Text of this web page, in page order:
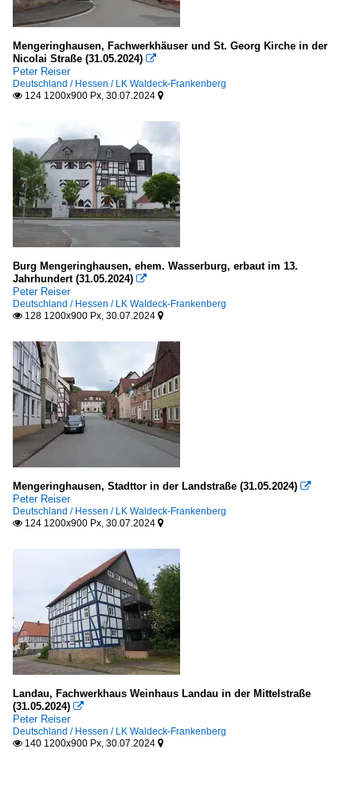
Mengeringhausen, Fachwerkhäuser und St. Georg Kirche in der
Nicolai Straße (31.05.2024) 
Peter Reiser
Deutschland / Hessen / LK Waldeck-Frankenberg
 124 1200x900 Px, 30.07.2024 
Burg Mengeringhausen, ehem. Wasserburg, erbaut im 13.
Jahrhundert (31.05.2024) 
Peter Reiser
Deutschland / Hessen / LK Waldeck-Frankenberg
 128 1200x900 Px, 30.07.2024 
Mengeringhausen, Stadttor in der Landstraße (31.05.2024) 
Peter Reiser
Deutschland / Hessen / LK Waldeck-Frankenberg
 124 1200x900 Px, 30.07.2024 
Landau, Fachwerkhaus Weinhaus Landau in der Mittelstraße
(31.05.2024) 
Peter Reiser
Deutschland / Hessen / LK Waldeck-Frankenberg
 140 1200x900 Px, 30.07.2024 